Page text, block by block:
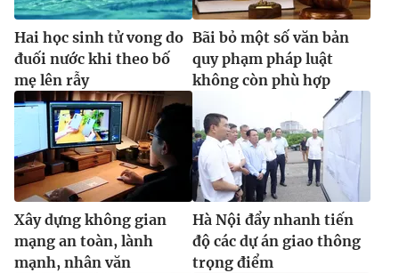
Hai học sinh tử vong do
đuối nước khi theo bố
mẹ lên rẫy
Bãi bỏ một số văn bản
quy phạm pháp luật
không còn phù hợp
Xây dựng không gian
mạng an toàn, lành
mạnh, nhân văn
Hà Nội đẩy nhanh tiến
độ các dự án giao thông
trọng điểm